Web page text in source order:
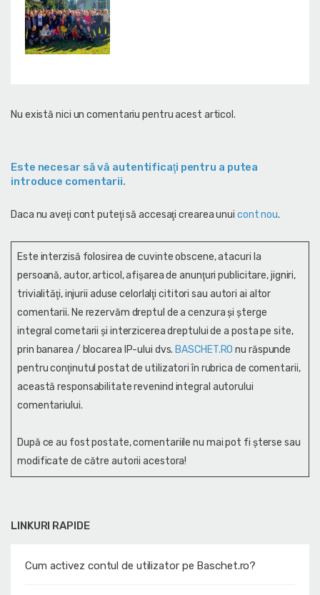
LINKURI RAPIDE
Cum activez contul de utilizator pe Baschet.ro?
Nu există nici un comentariu pentru acest articol.
Este necesar să vă autentificaţi pentru a putea
introduce comentarii.
Daca nu aveţi cont puteţi să accesaţi crearea unui cont nou.
Este interzisă folosirea de cuvinte obscene, atacuri la
persoană, autor, articol, afişarea de anunţuri publicitare, jigniri,
trivialităţi, injurii aduse celorlalţi cititori sau autori ai altor
comentarii. Ne rezervăm dreptul de a cenzura și şterge
integral cometarii și interzicerea dreptului de a posta pe site,
prin banarea / blocarea IP-ului dvs. BASCHET.RO nu răspunde
pentru conţinutul postat de utilizatori în rubrica de comentarii,
această responsabilitate revenind integral autorului
comentariului.
După ce au fost postate, comentariile nu mai pot fi șterse sau
modificate de către autorii acestora!